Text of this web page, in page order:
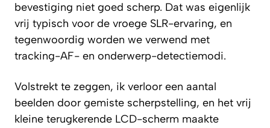
bevestiging niet goed scherp. Dat was eigenlijk
vrij typisch voor de vroege SLR-ervaring, en
tegenwoordig worden we verwend met
tracking-AF- en onderwerp-detectiemodi.
Volstrekt te zeggen, ik verloor een aantal
beelden door gemiste scherpstelling, en het vrij
kleine terugkerende LCD-scherm maakte